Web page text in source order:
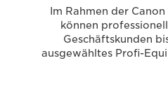
Im Rahmen der
können
Geschäftskunden
ausgewähltes Profi-